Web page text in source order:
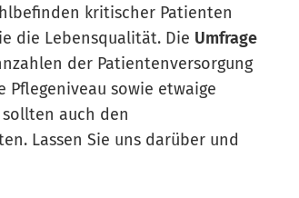
kritischer Patienten
die Lebensqualität. Die Umfrage
der Patientenversorgung
sowie etwaige
auch den
Lassen Sie uns darüber und